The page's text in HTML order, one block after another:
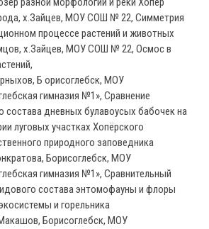
х.Зайцев, МОУ СОШ № 22, Симметрия
процессе растений и животных
х.Зайцев, МОУ СОШ № 22, Осмос в
Б орисоглебск, МОУ
гимназия №1», Сравнение
состава дневных булавоусых бабочек на
луговых участках Хопёрского
природного заповедника
Борисоглебск, МОУ
гимназия №1», Сравнительный
состава энтомофауны и флоры
и горельника
Борисоглебск, МОУ